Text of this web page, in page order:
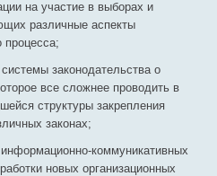
на участие в выборах и
различные аспекты
процесса;
законодательства о
все сложнее проводить в
структуры закрепления
законах;
коммуникативных
новых организационных